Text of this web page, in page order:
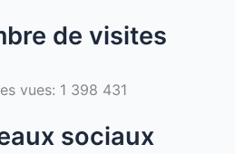
de visites
vues: 1 398 431
sociaux